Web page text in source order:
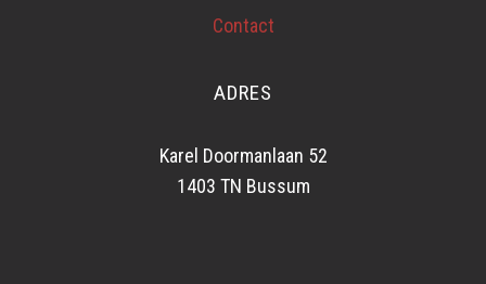
Contact
ADRES
Karel Doormanlaan 52
1403 TN Bussum